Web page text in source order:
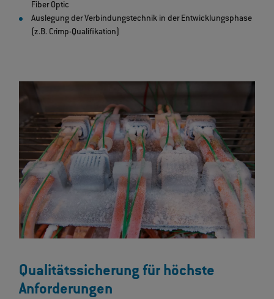
Fiber Optic
Auslegung der Verbindungstechnik in der Entwicklungsphase
(z.B. Crimp-Qualifikation)
Qualitätssicherung für höchste
Anforderungen